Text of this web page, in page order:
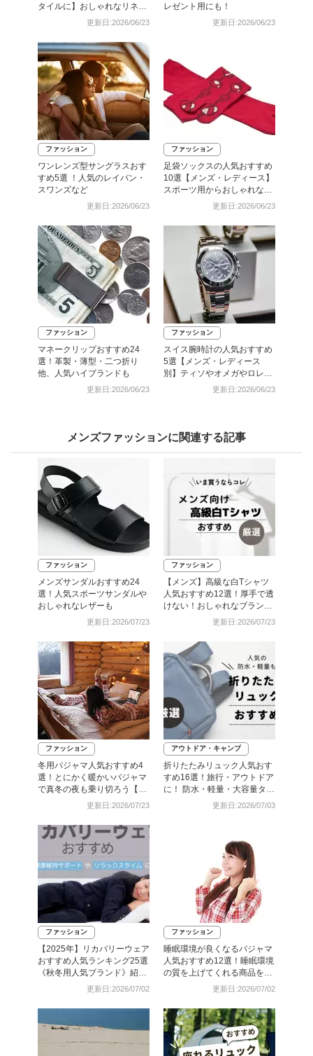
タイルに】おしゃれなリネン
更新日:2026/06/23
レゼント用にも！
更新日:2026/06/23
ファッション
ワンレンズ型サングラスおす
すめ5選 ！人気のレイバン・
スワンズなど
更新日:2026/06/23
ファッション
足袋ソックスの人気おすすめ
10選【メンズ・レディース】
スポーツ用からおしゃれな靴
更新日:2026/06/23
ファッション
マネークリップおすすめ24
選！革製・薄型・二つ折り
他、人気ハイブランドも
更新日:2026/06/23
ファッション
スイス腕時計の人気おすすめ
5選【メンズ・レディース
別】ティソやオメガやロレッ
更新日:2026/06/23
メンズファッションに関連する記事
ファッション
メンズサンダルおすすめ24
選！人気スポーツサンダルや
おしゃれなレザーも
更新日:2026/07/23
ファッション
【メンズ】高級な白Tシャツ
人気おすすめ12選！厚手で透
けない！おしゃれなブランド
更新日:2026/07/23
ファッション
冬用パジャマ人気おすすめ4
選！とにかく暖かいパジャマ
で真冬の夜も乗り切ろう【メ
ンズ・レディース】更新日:2026/07/23
アウトドア・キャンプ
折りたたみリュック人気おす
すめ16選！旅行・アウトドア
に！ 防水・軽量・大容量タイ
更新日:2026/07/03
ファッション
【2025年】リカバリーウェア
おすすめ人気ランキング25選
《秋冬用人気ブランド》紹
更新日:2026/07/02
ファッション
睡眠環境が良くなるパジャマ
人気おすすめ12選！睡眠環境
の質を上げてくれる商品を厳
選【メンズ・レディース】
更新日:2026/07/02